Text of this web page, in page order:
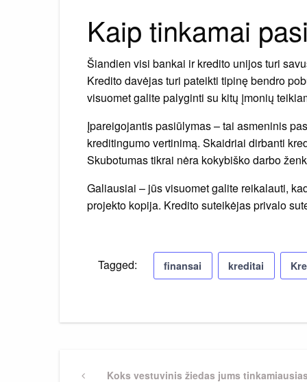
Kaip tinkamai
Šiandien visi bankai ir kredito unijos turi
Kredito davėjas turi pateikti tipinę bendro
visuomet galite palyginti su kitų įmonių
Įpareigojantis pasiūlymas – tai asmeninis
kreditingumo vertinimą. Skaidriai dirbanti
Skubotumas tikrai nėra kokybiško darbo
Galiausiai – jūs visuomet galite reikalauti,
projekto kopija. Kredito suteikėjas privalo
Tagged: finansai kreditai
Navigacija
PreviousKoks vestuvinis žiedas jums